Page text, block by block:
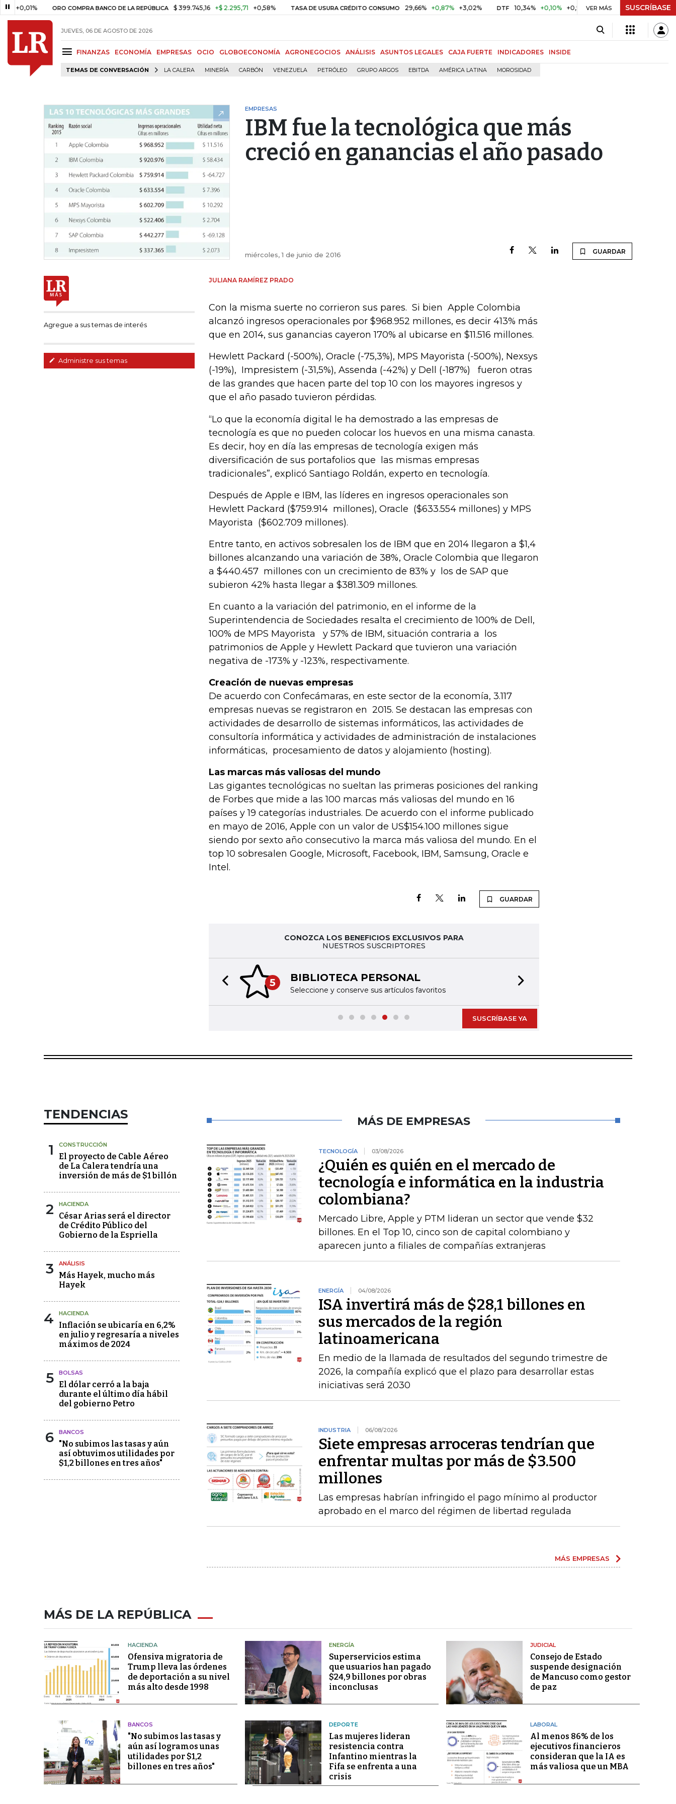
ORO COMPRA BANCO DE LA REPÚBLICA $ 399.745,16 +$ 2.295,71 +0,58% TASA DE USURA CRÉDITO CONSUMO 29,66% +0,87% +3,02% DTF 10,34% +0,10% +0,98% UVR $ 416,86 +$ 0,05 +0,01%
VER MÁS SUSCRÍBASE
JUEVES, 06 DE AGOSTO DE 2026
FINANZAS ECONOMÍA EMPRESAS OCIO GLOBOECONOMÍA AGRONEGOCIOS ANÁLISIS ASUNTOS LEGALES CAJA FUERTE INDICADORES INSIDE
TEMAS DE CONVERSACIÓN LA CALERA MINERÍA CARBÓN VENEZUELA PETRÓLEO GRUPO ARGOS EBITDA AMÉRICA LATINA MOROSIDAD
EMPRESAS
IBM fue la tecnológica que más
creció en ganancias el año pasado
miércoles, 1 de junio de 2016 GUARDAR
Agregue a sus temas de interés
Administre sus temas
JULIANA RAMÍREZ PRADO
Con la misma suerte no corrieron sus pares. Si bien Apple Colombia
alcanzó ingresos operacionales por $968.952 millones, es decir 413% más
que en 2014, sus ganancias cayeron 170% al ubicarse en $11.516 millones.
Hewlett Packard (-500%), Oracle (-75,3%), MPS Mayorista (-500%), Nexsys
(-19%), Impresistem (-31,5%), Assenda (-42%) y Dell (-187%) fueron otras
de las grandes que hacen parte del top 10 con los mayores ingresos y
que el año pasado tuvieron pérdidas.
“Lo que la economía digital le ha demostrado a las empresas de
tecnología es que no pueden colocar los huevos en una misma canasta.
Es decir, hoy en día las empresas de tecnología exigen más
diversificación de sus portafolios que las mismas empresas
tradicionales”, explicó Santiago Roldán, experto en tecnología.
Después de Apple e IBM, las líderes en ingresos operacionales son
Hewlett Packard ($759.914 millones), Oracle ($633.554 millones) y MPS
Mayorista ($602.709 millones).
Entre tanto, en activos sobresalen los de IBM que en 2014 llegaron a $1,4
billones alcanzando una variación de 38%, Oracle Colombia que llegaron
a $440.457 millones con un crecimiento de 83% y los de SAP que
subieron 42% hasta llegar a $381.309 millones.
En cuanto a la variación del patrimonio, en el informe de la
Superintendencia de Sociedades resalta el crecimiento de 100% de Dell,
100% de MPS Mayorista y 57% de IBM, situación contraria a los
patrimonios de Apple y Hewlett Packard que tuvieron una variación
negativa de -173% y -123%, respectivamente.
Creación de nuevas empresas
De acuerdo con Confecámaras, en este sector de la economía, 3.117
empresas nuevas se registraron en 2015. Se destacan las empresas con
actividades de desarrollo de sistemas informáticos, las actividades de
consultoría informática y actividades de administración de instalaciones
informáticas, procesamiento de datos y alojamiento (hosting).
Las marcas más valiosas del mundo
Las gigantes tecnológicas no sueltan las primeras posiciones del ranking
de Forbes que mide a las 100 marcas más valiosas del mundo en 16
países y 19 categorías industriales. De acuerdo con el informe publicado
en mayo de 2016, Apple con un valor de US$154.100 millones sigue
siendo por sexto año consecutivo la marca más valiosa del mundo. En el
top 10 sobresalen Google, Microsoft, Facebook, IBM, Samsung, Oracle e
Intel.
GUARDAR
CONOZCA LOS BENEFICIOS EXCLUSIVOS PARA
NUESTROS SUSCRIPTORES
5 BIBLIOTECA PERSONAL
Seleccione y conserve sus artículos favoritos
Previous slide
SUSCRÍBASE YA
TENDENCIAS
1 CONSTRUCCIÓN
El proyecto de Cable Aéreo
de La Calera tendría una
inversión de más de $1 billón
2 HACIENDA
César Arias será el director
de Crédito Público del
Gobierno de la Espriella
3 ANÁLISIS
Más Hayek, mucho más
Hayek
4 HACIENDA
Inflación se ubicaría en 6,2%
en julio y regresaría a niveles
máximos de 2024
5 BOLSAS
El dólar cerró a la baja
durante el último día hábil
del gobierno Petro
6 BANCOS
"No subimos las tasas y aún
así obtuvimos utilidades por
$1,2 billones en tres años"
MÁS DE EMPRESAS
TECNOLOGÍA 03/08/2026
¿Quién es quién en el mercado de
tecnología e informática en la industria
colombiana?
Mercado Libre, Apple y PTM lideran un sector que vende $32
billones. En el Top 10, cinco son de capital colombiano y
aparecen junto a filiales de compañías extranjeras
ENERGÍA 04/08/2026
ISA invertirá más de $28,1 billones en
sus mercados de la región
latinoamericana
En medio de la llamada de resultados del segundo trimestre de
2026, la compañía explicó que el plazo para desarrollar estas
iniciativas será 2030
INDUSTRIA 06/08/2026
Siete empresas arroceras tendrían que
enfrentar multas por más de $3.500
millones
Las empresas habrían infringido el pago mínimo al productor
aprobado en el marco del régimen de libertad regulada
MÁS EMPRESAS
MÁS DE LA REPÚBLICA
HACIENDA
Ofensiva migratoria de
Trump lleva las órdenes
de deportación a su nivel
más alto desde 1998
ENERGÍA
Superservicios estima
que usuarios han pagado
$24,9 billones por obras
inconclusas
JUDICIAL
Consejo de Estado
suspende designación
de Mancuso como gestor
de paz
BANCOS
"No subimos las tasas y
aún así logramos unas
utilidades por $1,2
billones en tres años"
DEPORTE
Las mujeres lideran
resistencia contra
Infantino mientras la
Fifa se enfrenta a una
crisis
LABORAL
Al menos 86% de los
ejecutivos financieros
consideran que la IA es
más valiosa que un MBA